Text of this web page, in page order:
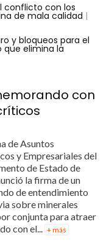
conflicto con los
de mala calidad |
y bloqueos para el
que elimina la
con
de Asuntos
y Empresariales del
de Estado de
la firma de un
de entendimiento
sobre minerales
conjunta para atraer
con el... + más